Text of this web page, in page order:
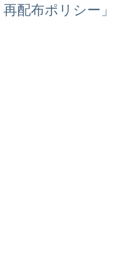
再配布ポリシー」